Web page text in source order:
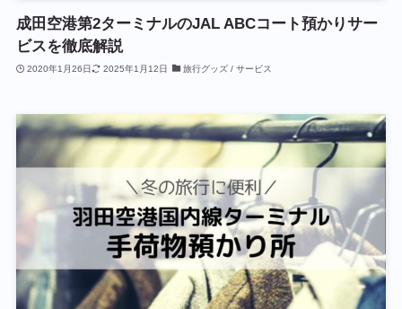
成田空港第2ターミナルのJAL ABCコート預かりサー
ビスを徹底解説
2020年1月26日 2025年1月12日 旅行グッズ / サービス